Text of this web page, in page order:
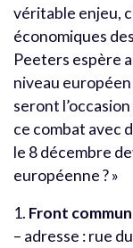
véritable enjeu,
économiques
Peeters espère
niveau
seront
ce combat avec
le 8 décembre
européenne ? »
1. Front commun
– adresse : rue